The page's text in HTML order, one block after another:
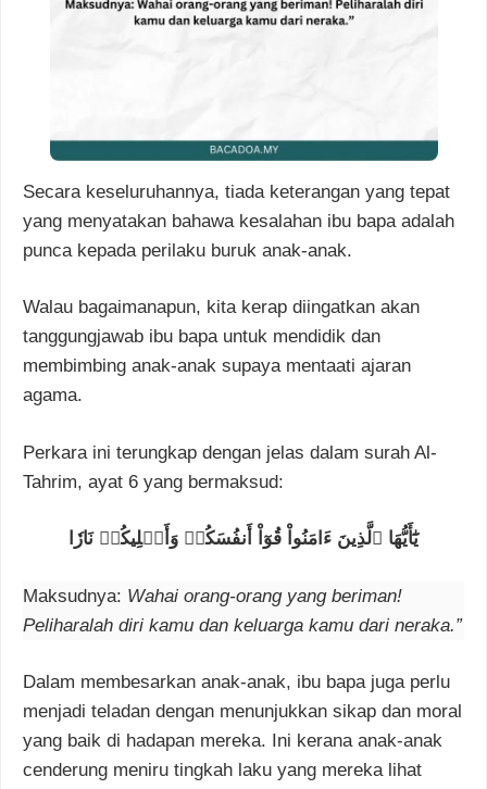
Secara keseluruhannya, tiada keterangan yang tepat
yang menyatakan bahawa kesalahan ibu bapa adalah
punca kepada perilaku buruk anak-anak.
Walau bagaimanapun, kita kerap diingatkan akan
tanggungjawab ibu bapa untuk mendidik dan
membimbing anak-anak supaya mentaati ajaran
agama.
Perkara ini terungkap dengan jelas dalam surah Al-
Tahrim, ayat 6 yang bermaksud:
يَٰٓأَيُّهَا ٱلَّذِينَ ءَامَنُواْ قُوٓاْ أَنفُسَكُمۡ وَأَهۡلِيكُمۡ نَارٗا
Maksudnya: Wahai orang-orang yang beriman!
Peliharalah diri kamu dan keluarga kamu dari neraka.”
Dalam membesarkan anak-anak, ibu bapa juga perlu
menjadi teladan dengan menunjukkan sikap dan moral
yang baik di hadapan mereka. Ini kerana anak-anak
cenderung meniru tingkah laku yang mereka lihat